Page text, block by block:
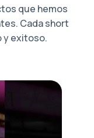
que hemos
Cada short
y exitoso.